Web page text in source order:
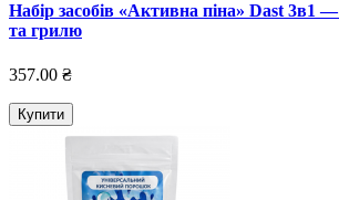
Набір засобів «Активна піна» Dast 3в1
та грилю
357.00 ₴
Купити